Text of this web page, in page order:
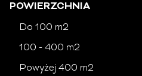
POWIERZCHNIA
Do 100 m2
100 - 400 m2
Powyżej 400 m2